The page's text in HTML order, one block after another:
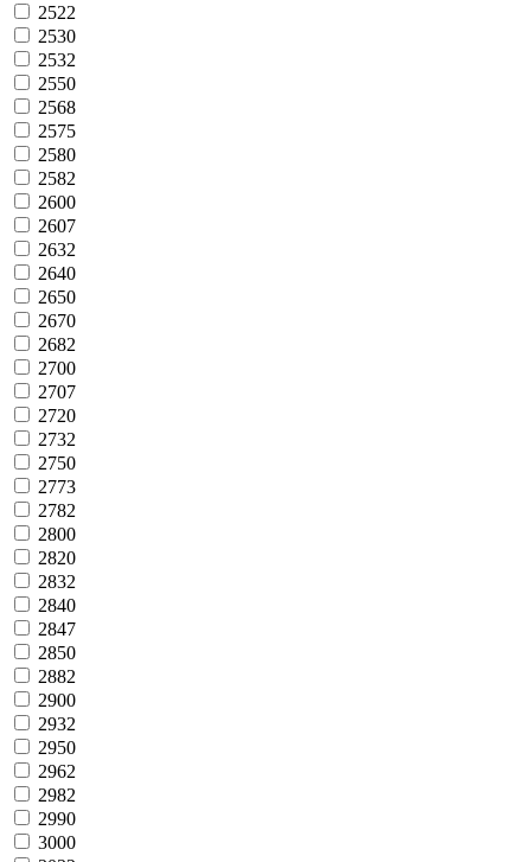
2522
2530
2532
2550
2568
2575
2580
2582
2600
2607
2632
2640
2650
2670
2682
2700
2707
2720
2732
2750
2773
2782
2800
2820
2832
2840
2847
2850
2882
2900
2932
2950
2962
2982
2990
3000